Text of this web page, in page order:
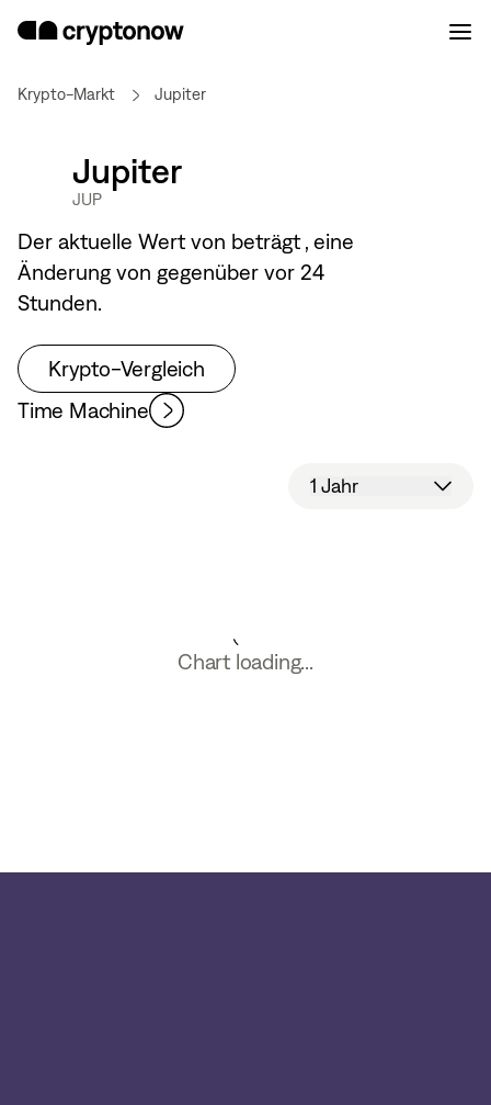
Krypto-Markt Jupiter
Jupiter
JUP
Der aktuelle Wert von beträgt, eine
Änderung von gegenüber vor 24
Stunden.
Krypto-Vergleich
Time Machine
1 Jahr
Chart loading...